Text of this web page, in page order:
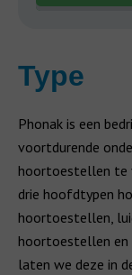
Type
Phonak is een
voortdurende
hoortoestellen te
drie hoofdtypen
hoortoestellen,
hoortoestellen
laten we deze in